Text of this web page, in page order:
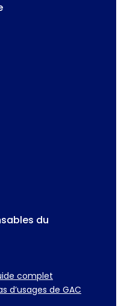
du
complet
d’usages de GAC